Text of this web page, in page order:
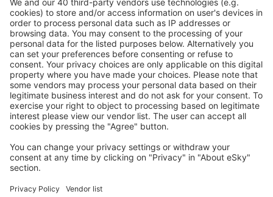
szolgálhatunk.
Próbáld meg még egyszer más kritériumot kiválasztva
Copyright © eSky.hu Minden jog fenntartva.